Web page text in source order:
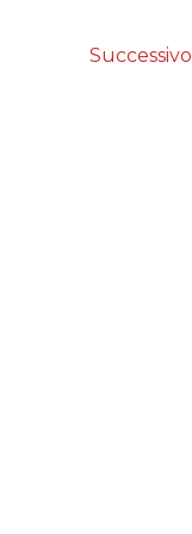
Successivo